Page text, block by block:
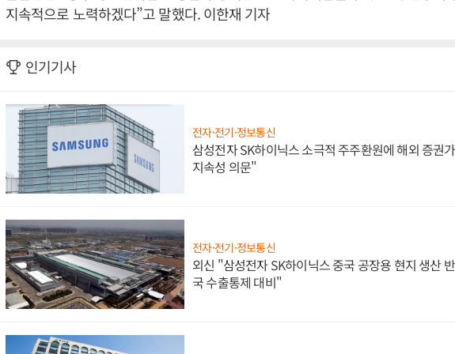
지속적으로 노력하겠다”고 말했다. 이한재 기자
인기기사
전자·전기·정보통신
삼성전자 SK하이닉스 소극적 주주환원에 해외 증권
지속성 의문"
전자·전기·정보통신
외신 "삼성전자 SK하이닉스 중국 공장용 현지 생산
국 수출통제 대비"